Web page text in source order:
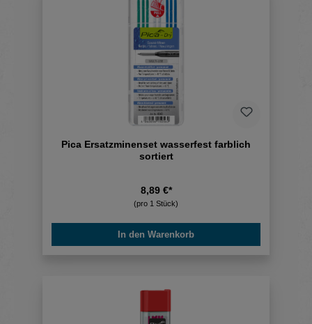
Pica Ersatzminenset wasserfest farblich
sortiert
8,89 €*
(pro 1 Stück)
In den Warenkorb